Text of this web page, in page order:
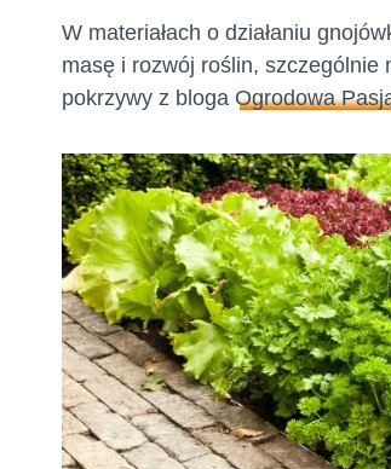
W materiałach o działaniu
masę i rozwój roślin, szczególnie
pokrzywy z bloga Ogrodowa